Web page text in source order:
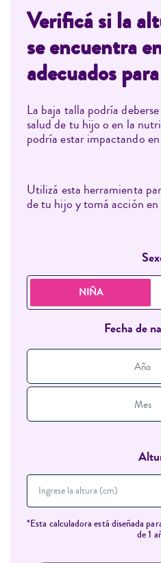
Verificá si la
se encuentra
adecuados
La baja talla podría
salud de tu hijo o en la
podría estar impactando
Utilizá esta herramienta
de tu hijo y tomá acción en
NIÑA
Fecha de
Año
Mes
*Esta calculadora está diseñada
de 1